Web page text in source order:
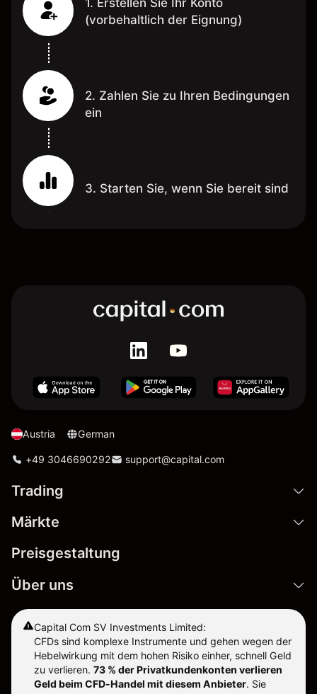
1. Erstellen Sie Ihr Konto
(vorbehaltlich der Eignung)
2. Zahlen Sie zu Ihren Bedingungen
ein
3. Starten Sie, wenn Sie bereit sind
Austria German
+49 3046690292 support@capital.com
Trading
Märkte
Preisgestaltung
Über uns
Capital Com SV Investments Limited:
CFDs sind komplexe Instrumente und gehen wegen der
Hebelwirkung mit dem hohen Risiko einher, schnell Geld
zu verlieren. 73 % der Privatkundenkonten verlieren
Geld beim CFD-Handel mit diesem Anbieter. Sie